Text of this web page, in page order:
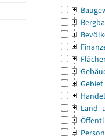
Gebiet
Land-